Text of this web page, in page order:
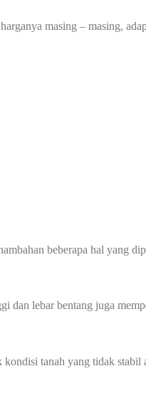
masing – masing,
beberapa hal yang
lebar bentang juga
tanah yang tidak stabil